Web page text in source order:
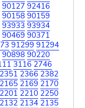
90127 92416
90158 90159
93933 93934
90469 90371
91299 91294
90898 90220
3116 2746
2351 2366 2382
2165 2169 2170
2201 2210 2250
2132 2134 2135